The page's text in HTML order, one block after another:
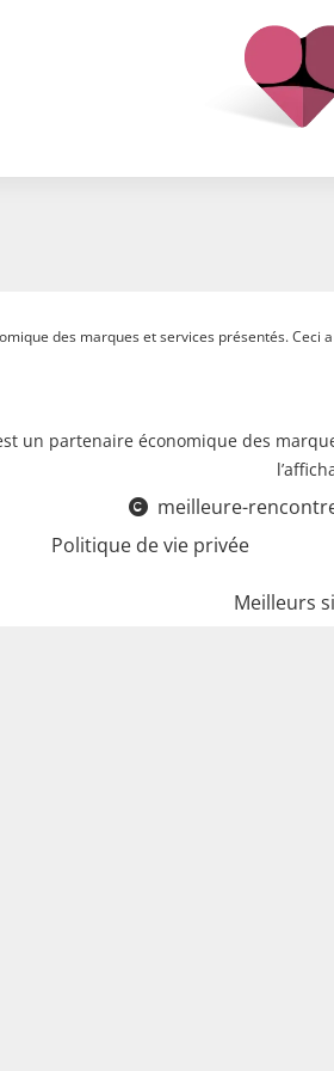
des marques et services présentés. Ceci
un partenaire économique des
meilleure-
Politique de vie privée
Meilleurs